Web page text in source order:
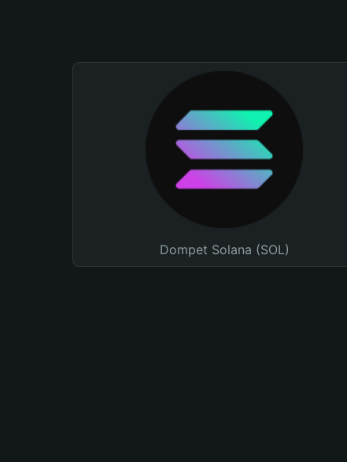
Dompet Solana (SOL)